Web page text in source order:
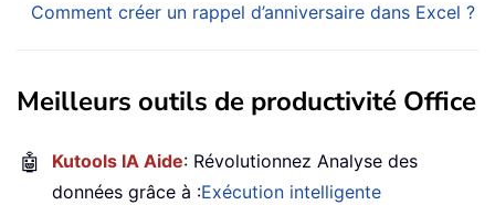
Comment créer un rappel d’anniversaire dans Excel ?
Meilleurs outils de productivité Office
🤖 Kutools IA Aide: Révolutionnez Analyse des
données grâce à :Exécution intelligente